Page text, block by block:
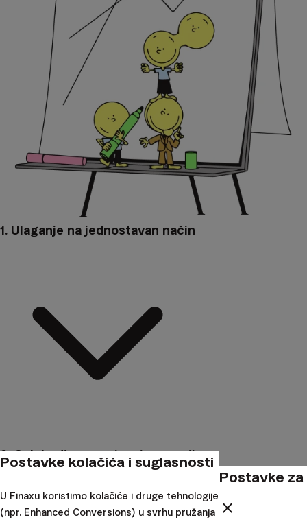
1. Ulaganje na jednostavan način
2. Oslobodite se utjecaja emocija
Postavke kolačića i suglasnosti
U Finaxu koristimo kolačiće i druge tehnologije
(npr. Enhanced Conversions) u svrhu pružanja
Postavke
close